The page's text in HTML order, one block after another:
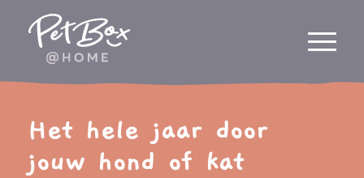
Het hele jaar door
jouw hond of kat